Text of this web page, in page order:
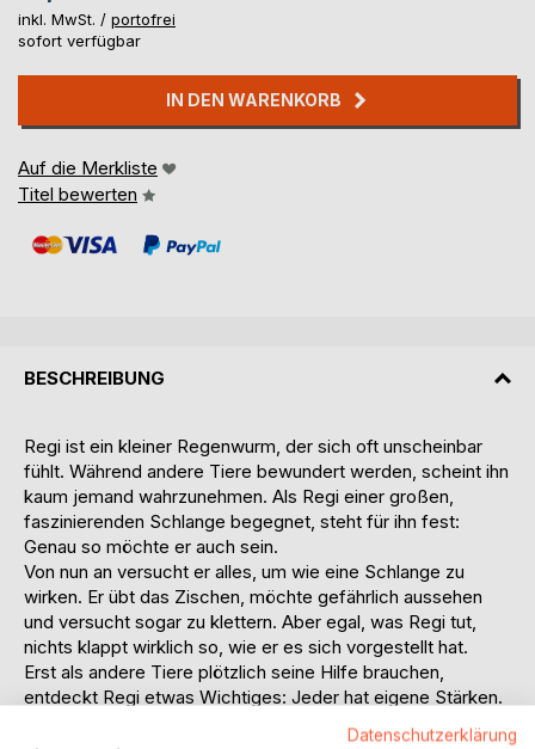
inkl. MwSt. / portofrei
sofort verfügbar
IN DEN WARENKORB
Auf die Merkliste
Titel bewerten
BESCHREIBUNG
Regi ist ein kleiner Regenwurm, der sich oft unscheinbar
fühlt. Während andere Tiere bewundert werden, scheint ihn
kaum jemand wahrzunehmen. Als Regi einer großen,
faszinierenden Schlange begegnet, steht für ihn fest:
Genau so möchte er auch sein.
Von nun an versucht er alles, um wie eine Schlange zu
wirken. Er übt das Zischen, möchte gefährlich aussehen
und versucht sogar zu klettern. Aber egal, was Regi tut,
nichts klappt wirklich so, wie er es sich vorgestellt hat.
Erst als andere Tiere plötzlich seine Hilfe brauchen,
entdeckt Regi etwas Wichtiges: Jeder hat eigene Stärken.
Und manchmal sind genau die Eigenschaften ganz
Datenschutzerklärung